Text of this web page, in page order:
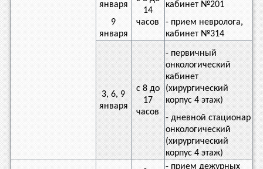
января
9
января
14
часов
кабинет №201
- прием невролога,
кабинет №314
3, 6, 9
января
с 8 до
17
часов
- первичный
онкологический
кабинет
(хирургический
корпус 4 этаж)
- дневной стационар
онкологический
(хирургический
корпус 4 этаж)
- прием дежурных